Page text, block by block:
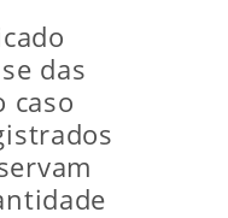
das
caso